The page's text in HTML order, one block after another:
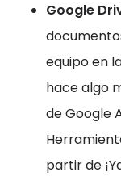
Google
equipo en
hace algo
de Google
partir de